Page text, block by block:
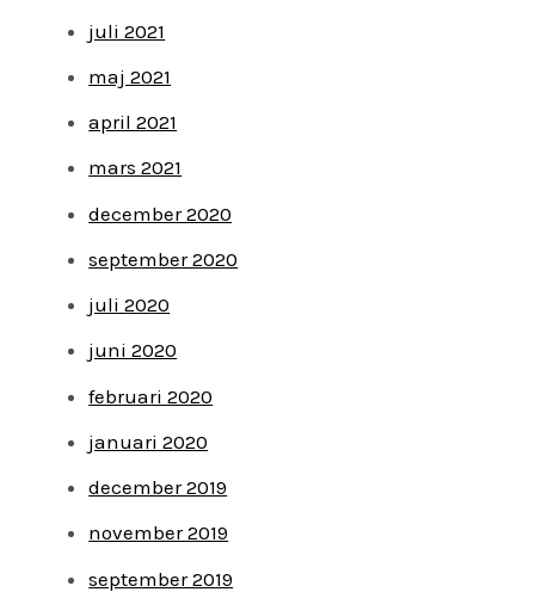
juli 2021
maj 2021
april 2021
mars 2021
december 2020
september 2020
juli 2020
juni 2020
februari 2020
januari 2020
december 2019
november 2019
september 2019